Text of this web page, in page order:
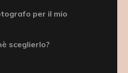
per il mio
sceglierlo?